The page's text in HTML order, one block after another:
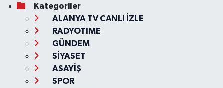
Kategoriler
ALANYA TV CANLI İZLE
RADYOTIME
GÜNDEM
SİYASET
ASAYİŞ
SPOR